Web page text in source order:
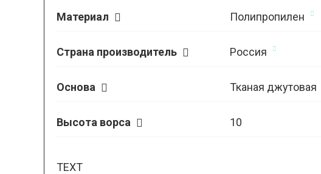
Материал Полипропилен
Страна производитель Россия
Основа Тканая джутовая
Высота ворса 10
TEXT